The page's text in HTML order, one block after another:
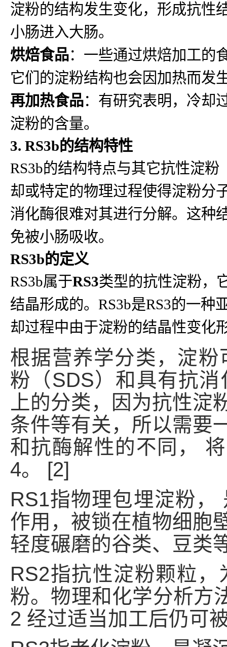
淀粉的结构发生变化，形成抗性
小肠进入大肠。
烘焙食品：一些通过烘焙加工的
它们的淀粉结构也会因加热而发
再加热食品：有研究表明，冷却
淀粉的含量。
3. RS3b的结构特性
RS3b的结构特点与其它抗性淀
却或特定的物理过程使得淀粉分
消化酶很难对其进行分解。这种
免被小肠吸收。
RS3b的定义
RS3b属于RS3类型的抗性淀粉，
结晶形成的。RS3b是RS3的一
却过程中由于淀粉的结晶性变化
根据营养学分类，淀
粉（SDS）和具有抗
上的分类，因为抗性
条件等有关，所以需要
和抗酶解性的不同，
4。 [2]
RS1指物理包埋淀粉
作用，被锁在植物细胞
轻度碾磨的谷类、豆类
RS2指抗性淀粉颗粒
粉。物理和化学分析方
2 经过适当加工后仍可